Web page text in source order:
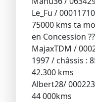
Le_Fu /
75000 kms ta
en Concession
MajaxTDM /
1997 / châssis :
42.300 kms
Albert28/
44 000kms